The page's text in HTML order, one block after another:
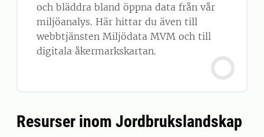
och bläddra bland öppna data från vår
miljöanalys. Här hittar du även till
webbtjänsten Miljödata MVM och till
digitala åkermarkskartan.
Resurser inom Jordbrukslandskap